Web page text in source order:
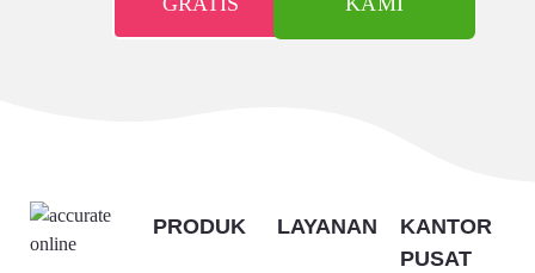
PRODUK LAYANAN
KANTOR
PUSAT